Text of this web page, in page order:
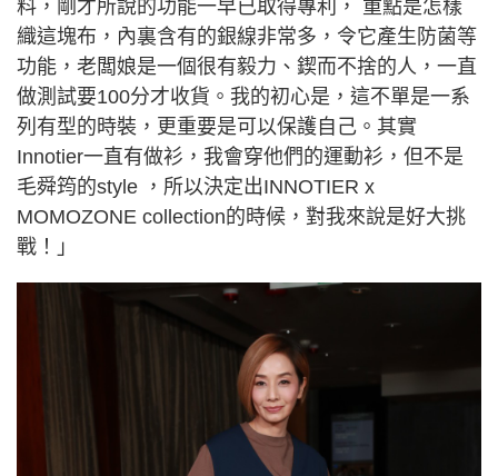
料，剛才所說的功能一早已取得專利， 重點是怎樣
織這塊布，內裏含有的銀線非常多，令它產生防菌等
功能，老闆娘是一個很有毅力、鍥而不捨的人，一直
做測試要100分才收貨。我的初心是，這不單是一系
列有型的時裝，更重要是可以保護自己。其實
Innotier一直有做衫，我會穿他們的運動衫，但不是
毛舜筠的style ，所以決定出INNOTIER x
MOMOZONE collection的時候，對我來說是好大挑
戰！」